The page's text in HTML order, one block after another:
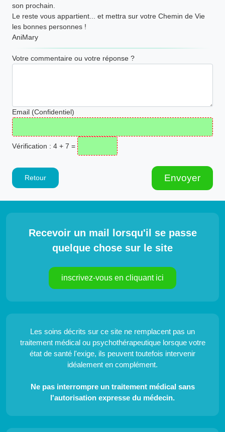
son prochain.
Le reste vous appartient... et mettra sur votre Chemin de Vie
les bonnes personnes !
AniMary
Votre commentaire ou votre réponse ?
Email (Confidentiel)
Vérification : 4 + 7 =
Retour Envoyer
Recevoir un mail lorsqu'il se passe
quelque chose sur le site
inscrivez-vous en cliquant ici
Les soins décrits sur ce site ne remplacent pas un
traitement médical ou psychothérapeutique lorsque votre
état de santé l'exige, ils peuvent toutefois intervenir
idéalement en complément.
Ne pas interrompre un traitement médical sans
l'autorisation expresse du médecin.